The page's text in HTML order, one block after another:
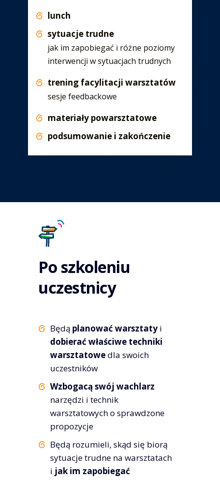
lunch
sytuacje trudne
jak im zapobiegać i różne poziomy
interwencji w sytuacjach trudnych
trening facylitacji warsztatów
sesje feedbackowe
materiały powarsztatowe
podsumowanie i zakończenie
Po szkoleniu
uczestnicy
Będą planować warsztaty i
dobierać właściwe techniki
warsztatowedla swoich
uczestników
Wzbogacą swój wachlarz
narzędzi i technik
warsztatowych o sprawdzone
propozycje
Będą rozumieli, skąd się biorą
sytuacje trudne na warsztatach
i jak im zapobiegać